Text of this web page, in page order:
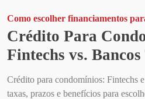
Como escolher financiamentos
Crédito Para
Fintechs vs.
Crédito para condomínios: Fintechs
taxas, prazos e benefícios para